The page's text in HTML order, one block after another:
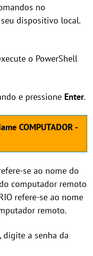
no
dispositivo local.
o PowerShell
e pressione Enter.
COMPUTADOR -
se ao nome do
computador remoto
refere-se ao nome
remoto.
digite a senha da